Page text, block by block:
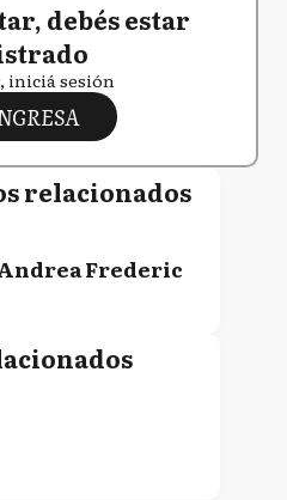
debés estar
iniciá sesión
relacionados
Frederic